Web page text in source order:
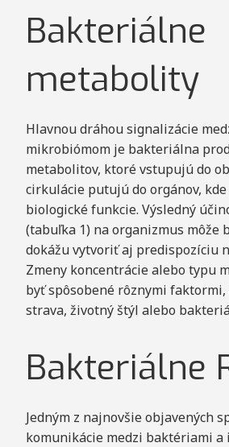
Bakteriálne
metabolity
Hlavnou dráhou signalizácie
mikrobiómom je bakteriálna
metabolitov, ktoré vstupujú do
cirkulácie putujú do orgánov,
biologické funkcie. Výsledný
(tabuľka 1) na organizmus môže
dokážu vytvoriť aj predispozíciu
Zmeny koncentrácie alebo typu
byť spôsobené rôznymi
strava, životný štýl alebo
Bakteriálne
Jedným z najnovšie objavených
komunikácie medzi baktériami